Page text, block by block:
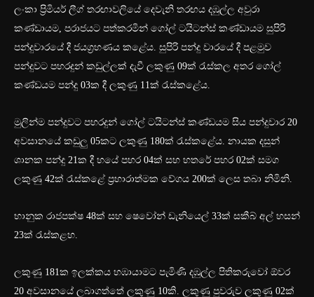
ලංකා ප්‍රිමියර් ලීග් තරඟාවලියේ දෙවැනි තරඟය දඹුල්ල අවුරා
කණ්ඩායම, පරාජයට පත්කරමින් ගෝල් ටයිටන්ස් කණ්ඩායම සුපිරි
පන්දුවාරයේ දී ජයග්‍රහණය කළේය. සුපිරි පන්දු වාරයේ දී පළමුව
පන්දුවට පහරදුන් කඩුල්ලක් දැවී ලකුණු 09ක් රැස්කල අතර ගෝල්
කණ්ඩයම පන්දු 03ක දී ලකුණු 11ක් රැස්කළේය.
මුලින්ම පන්දුවට පහරදුන් ගෝල් ටයිටන්ස් කණ්ඩයම සිය පන්දුවාර 20
අවසානයේ කඩුලු 05කට ලකුණු 180ක් රැස්කළේය. නායක දසුන්
ශානක පන්දු 21ක දී හයේ පහර 04ක් සහ හතරේ පහර 02ක් සමග
ලකුණු 42ක් රැස්කළේ ප්‍රහාරාත්මක වේගය 200ක් ලෙස තබා නිමිනි.
භානුක රාජපක්ෂ 48ක් සහ ෂෙවෝන් ඩැනියෙල් 33ක් සකීබ් අල් හසන්
23ක් රැස්කළහ.
ලකුණු 181ක ඉලක්කය හඹායාමට පැමිණි දඹුල්ල පිතිකරුවෝ ඕවර
20 අවසානයේ ලබාගත්තේ ලකුණු 10කි. ලකුණු පුවරුව ලකුණු 02ක්